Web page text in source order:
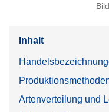
Inhalt
Artenverteilung und